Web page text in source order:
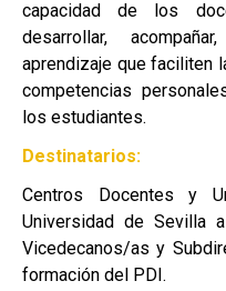
capacidad de los
desarrollar,
aprendizaje que faciliten
competencias
los estudiantes.
Destinatarios:
Centros Docentes y
Universidad de Sevilla
Vicedecanos/as y
formación del PDI.